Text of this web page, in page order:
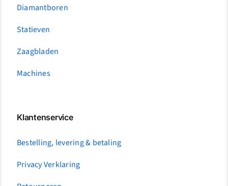
Diamantboren
Statieven
Zaagbladen
Machines
Klantenservice
Bestelling, levering & betaling
Privacy Verklaring